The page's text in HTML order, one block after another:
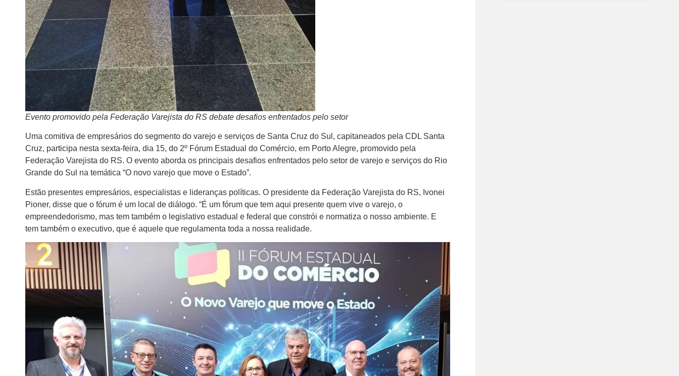
Evento promovido pela Federação Varejista do RS debate desafios enfrentados pelo setor
Uma comitiva de empresários do segmento do varejo e serviços de Santa Cruz do Sul, capitaneados pela CDL Santa
Cruz, participa nesta sexta-feira, dia 15, do 2º Fórum Estadual do Comércio, em Porto Alegre, promovido pela
Federação Varejista do RS. O evento aborda os principais desafios enfrentados pelo setor de varejo e serviços do Rio
Grande do Sul na temática “O novo varejo que move o Estado”.
Estão presentes empresários, especialistas e lideranças políticas. O presidente da Federação Varejista do RS, Ivonei
Pioner, disse que o fórum é um local de diálogo. “É um fórum que tem aqui presente quem vive o varejo, o
empreendedorismo, mas tem também o legislativo estadual e federal que constrói e normatiza o nosso ambiente. E
tem também o executivo, que é aquele que regulamenta toda a nossa realidade.